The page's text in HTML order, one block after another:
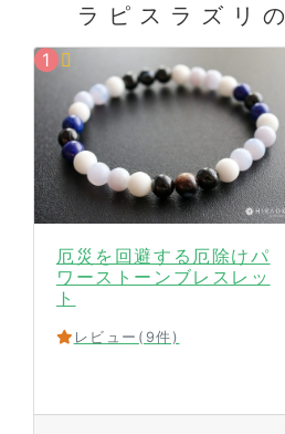
ラピスラズリの
厄災を回避する厄除けパ
ワーストーンブレスレッ
ト
レビュー (9件)